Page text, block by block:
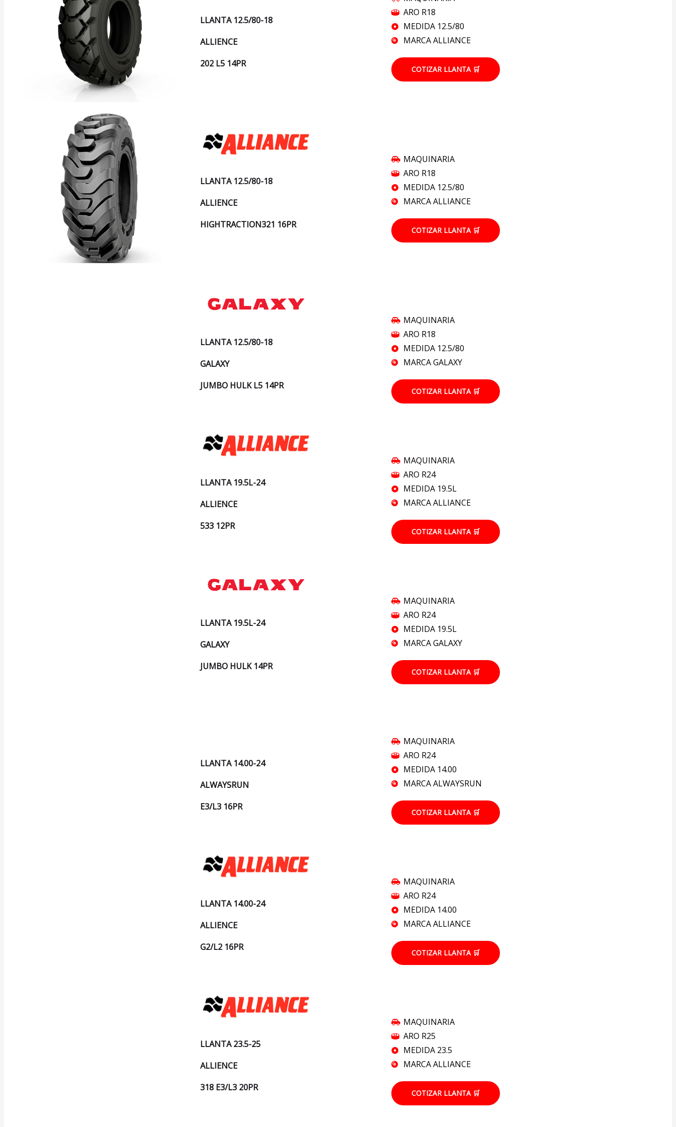
LLANTA 12.5/80-18
ALLIENCE
202 L5 14PR
ARO R18
MEDIDA 12.5/80
MARCA ALLIANCE
COTIZAR LLANTA 🛒
LLANTA 12.5/80-18
ALLIENCE
HIGHTRACTION321 16PR
MAQUINARIA
ARO R18
MEDIDA 12.5/80
MARCA ALLIANCE
COTIZAR LLANTA 🛒
LLANTA 12.5/80-18
GALAXY
JUMBO HULK L5 14PR
MAQUINARIA
ARO R18
MEDIDA 12.5/80
MARCA GALAXY
COTIZAR LLANTA 🛒
LLANTA 19.5L-24
ALLIENCE
533 12PR
MAQUINARIA
ARO R24
MEDIDA 19.5L
MARCA ALLIANCE
COTIZAR LLANTA 🛒
LLANTA 19.5L-24
GALAXY
JUMBO HULK 14PR
MAQUINARIA
ARO R24
MEDIDA 19.5L
MARCA GALAXY
COTIZAR LLANTA 🛒
LLANTA 14.00-24
ALWAYSRUN
E3/L3 16PR
MAQUINARIA
ARO R24
MEDIDA 14.00
MARCA ALWAYSRUN
COTIZAR LLANTA 🛒
LLANTA 14.00-24
ALLIENCE
G2/L2 16PR
MAQUINARIA
ARO R24
MEDIDA 14.00
MARCA ALLIANCE
COTIZAR LLANTA 🛒
LLANTA 23.5-25
ALLIENCE
318 E3/L3 20PR
MAQUINARIA
ARO R25
MEDIDA 23.5
MARCA ALLIANCE
COTIZAR LLANTA 🛒